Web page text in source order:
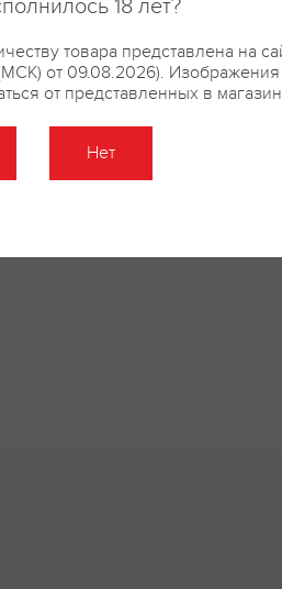
18 лет?
товара представлена на
от 09.08.2026). Изображения
от представленных в
Нет